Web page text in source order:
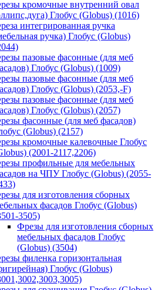
кромочные внутренний овал
Глобус (Globus) (1016)
интегрированная ручка
ручка) Глобус (Globus)
пазовые фасонные (для меб
Глобус (Globus) (1009)
пазовые фасонные (для меб
Глобус (Globus) (2053,-F)
пазовые фасонные (для меб
Глобус (Globus) (2057)
фасонные (для меб фасадов)
(Globus) (2157)
кромочные калевочные Глобус
(2001-2117,2206)
профильные для мебельных
на ЧПУ Глобус (Globus) (2055-
для изготовления сборных
фасадов Глобус (Globus)
3505)
Фрезы для изготовления сборных
мебельных фасадов Глобус
(Globus) (3504)
филенка горизонтальная
Глобус (Globus)